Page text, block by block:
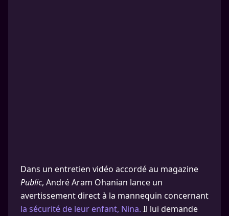
Dans un entretien vidéo accordé au magazine
Public, André Aram Ohanian lance un
avertissement direct à la mannequin concernant
la sécurité de leur enfant, Nina. Il lui demande